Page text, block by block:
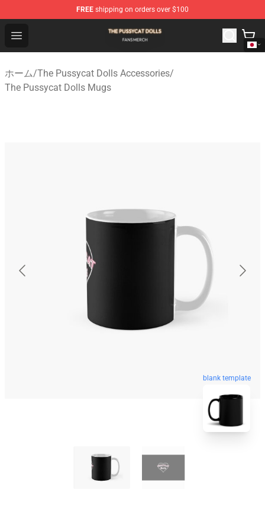
FREE shipping on orders over $100
Open menu
The Pussycat Dolls Shop - Official The Pussycat Dolls
ホーム/The Pussycat Dolls Accessories/
The Pussycat Dolls Mugs
blank template